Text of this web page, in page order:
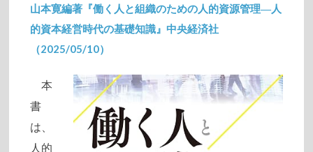
山本寛編著『働く人と組織のための人的資源管理―人
的資本経営時代の基礎知識』中央経済社
（2025/05/10）
本
書
は、
人的